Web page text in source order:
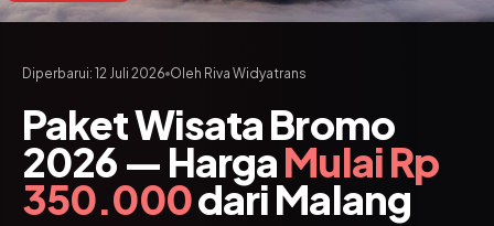
Diperbarui: 12 Juli 2026 Oleh Riva Widyatrans
Paket Wisata Bromo
2026 — HargaMulai Rp
350.000dari Malang